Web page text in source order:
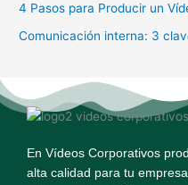
4 Pasos para Producir un
Comunicación interna: 3
En Vídeos Corporativos
alta calidad para tu